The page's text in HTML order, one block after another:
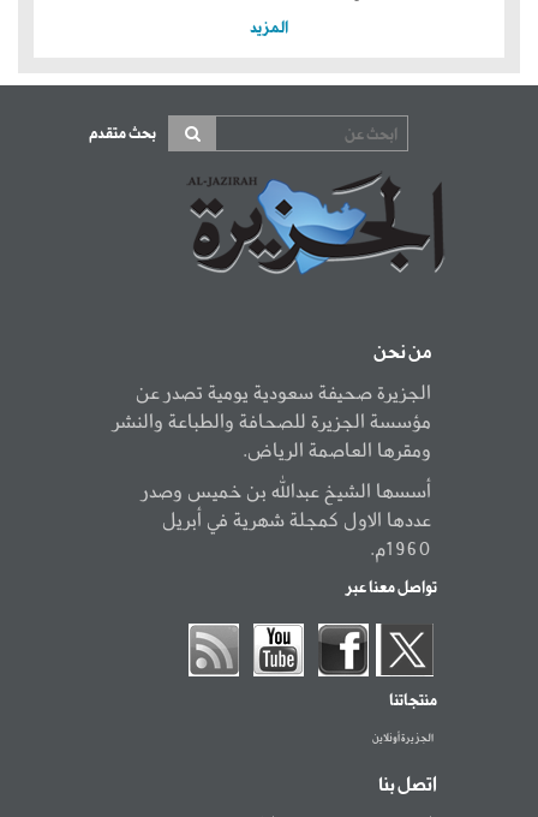
المزيد
بحث متقدم
من نحن
الجزيرة صحيفة سعودية يومية تصدر عن
مؤسسة الجزيرة للصحافة والطباعة والنشر
ومقرها العاصمة الرياض.
أسسها الشيخ عبدالله بن خميس وصدر
عددها الاول كمجلة شهرية في أبريل
1960م.
تواصل معنا عبر
منتجاتنا
الجزيرة أونلاين
اتصل بنا